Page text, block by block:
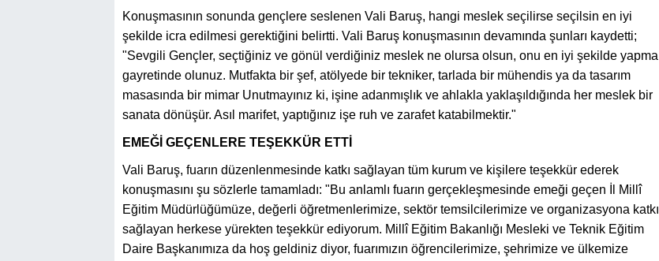
Konuşmasının sonunda gençlere seslenen Vali Baruş, hangi meslek seçilirse seçilsin en iyi
şekilde icra edilmesi gerektiğini belirtti. Vali Baruş konuşmasının devamında şunları kaydetti;
"Sevgili Gençler, seçtiğiniz ve gönül verdiğiniz meslek ne olursa olsun, onu en iyi şekilde yapma
gayretinde olunuz. Mutfakta bir şef, atölyede bir tekniker, tarlada bir mühendis ya da tasarım
masasında bir mimar Unutmayınız ki, işine adanmışlık ve ahlakla yaklaşıldığında her meslek bir
sanata dönüşür. Asıl marifet, yaptığınız işe ruh ve zarafet katabilmektir."
EMEĞİ GEÇENLERE TEŞEKKÜR ETTİ
Vali Baruş, fuarın düzenlenmesinde katkı sağlayan tüm kurum ve kişilere teşekkür ederek
konuşmasını şu sözlerle tamamladı: "Bu anlamlı fuarın gerçekleşmesinde emeği geçen İl Millî
Eğitim Müdürlüğümüze, değerli öğretmenlerimize, sektör temsilcilerimize ve organizasyona katkı
sağlayan herkese yürekten teşekkür ediyorum. Millî Eğitim Bakanlığı Mesleki ve Teknik Eğitim
Daire Başkanımıza da hoş geldiniz diyor, fuarımızın öğrencilerimize, şehrimize ve ülkemize